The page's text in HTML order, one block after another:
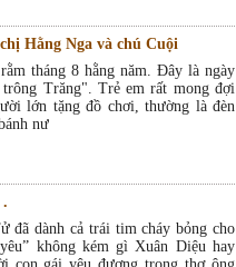
Hằng Nga và chú Cuội
tháng 8 hằng năm. Đây là ngày
Trăng". Trẻ em rất mong đợi
lớn tặng đồ chơi, thường là đèn
nư
.
đã dành cả trái tim cháy bỏng cho
không kém gì Xuân Diệu hay